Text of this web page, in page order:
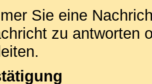
Sie eine
zu antworten